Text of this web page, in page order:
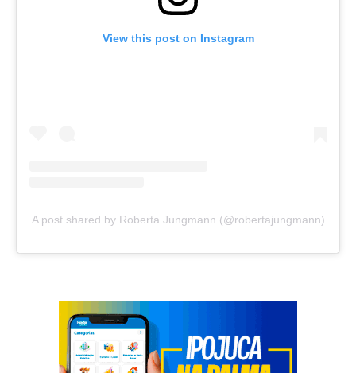
View this post on Instagram
A post shared by Roberta Jungmann (@robertajungmann)